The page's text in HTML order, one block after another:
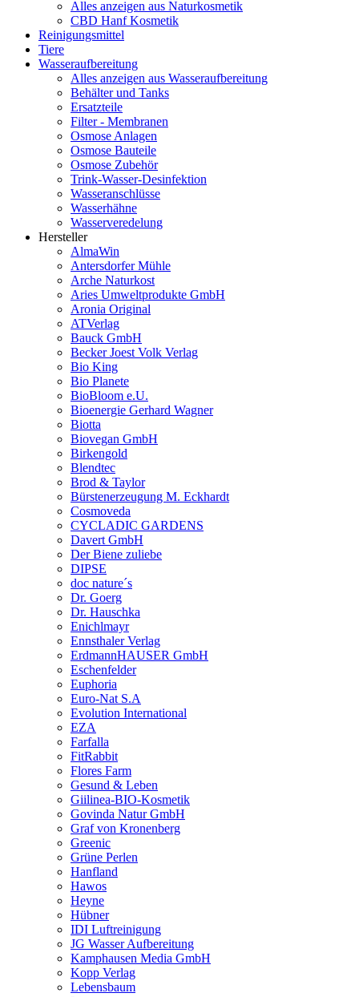
Alles anzeigen aus Naturkosmetik
CBD Hanf Kosmetik
Reinigungsmittel
Tiere
Wasseraufbereitung
Alles anzeigen aus Wasseraufbereitung
Behälter und Tanks
Ersatzteile
Filter - Membranen
Osmose Anlagen
Osmose Bauteile
Osmose Zubehör
Trink-Wasser-Desinfektion
Wasseranschlüsse
Wasserhähne
Wasserveredelung
Hersteller
AlmaWin
Antersdorfer Mühle
Arche Naturkost
Aries Umweltprodukte GmbH
Aronia Original
ATVerlag
Bauck GmbH
Becker Joest Volk Verlag
Bio King
Bio Planete
BioBloom e.U.
Bioenergie Gerhard Wagner
Biotta
Biovegan GmbH
Birkengold
Blendtec
Brod & Taylor
Bürstenerzeugung M. Eckhardt
Cosmoveda
CYCLADIC GARDENS
Davert GmbH
Der Biene zuliebe
DIPSE
doc nature´s
Dr. Goerg
Dr. Hauschka
Enichlmayr
Ennsthaler Verlag
ErdmannHAUSER GmbH
Eschenfelder
Euphoria
Euro-Nat S.A
Evolution International
EZA
Farfalla
FitRabbit
Flores Farm
Gesund & Leben
Giilinea-BIO-Kosmetik
Govinda Natur GmbH
Graf von Kronenberg
Greenic
Grüne Perlen
Hanfland
Hawos
Heyne
Hübner
IDI Luftreinigung
JG Wasser Aufbereitung
Kamphausen Media GmbH
Kopp Verlag
Lebensbaum